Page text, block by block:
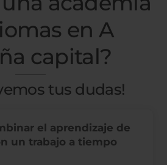
en A
capital?
tus dudas!
el aprendizaje de
un trabajo a tiempo